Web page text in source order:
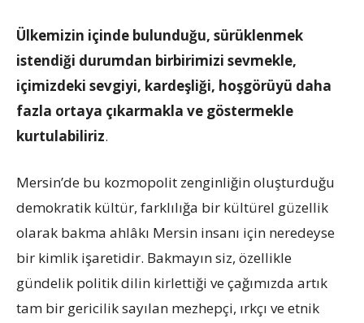
Ülkemizin içinde bulunduğu, sürüklenmek
istendiği durumdan birbirimizi sevmekle,
içimizdeki sevgiyi, kardeşliği, hoşgörüyü daha
fazla ortaya çıkarmakla ve göstermekle
kurtulabiliriz.
Mersin’de bu kozmopolit zenginliğin oluşturduğu
demokratik kültür, farklılığa bir kültürel güzellik
olarak bakma ahlâkı Mersin insanı için neredeyse
bir kimlik işaretidir. Bakmayın siz, özellikle
gündelik politik dilin kirlettiği ve çağımızda artık
tam bir gericilik sayılan mezhepçi, ırkçı ve etnik